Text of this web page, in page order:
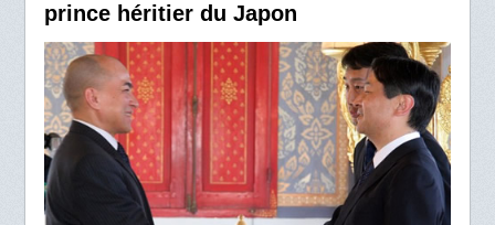
prince héritier du Japon